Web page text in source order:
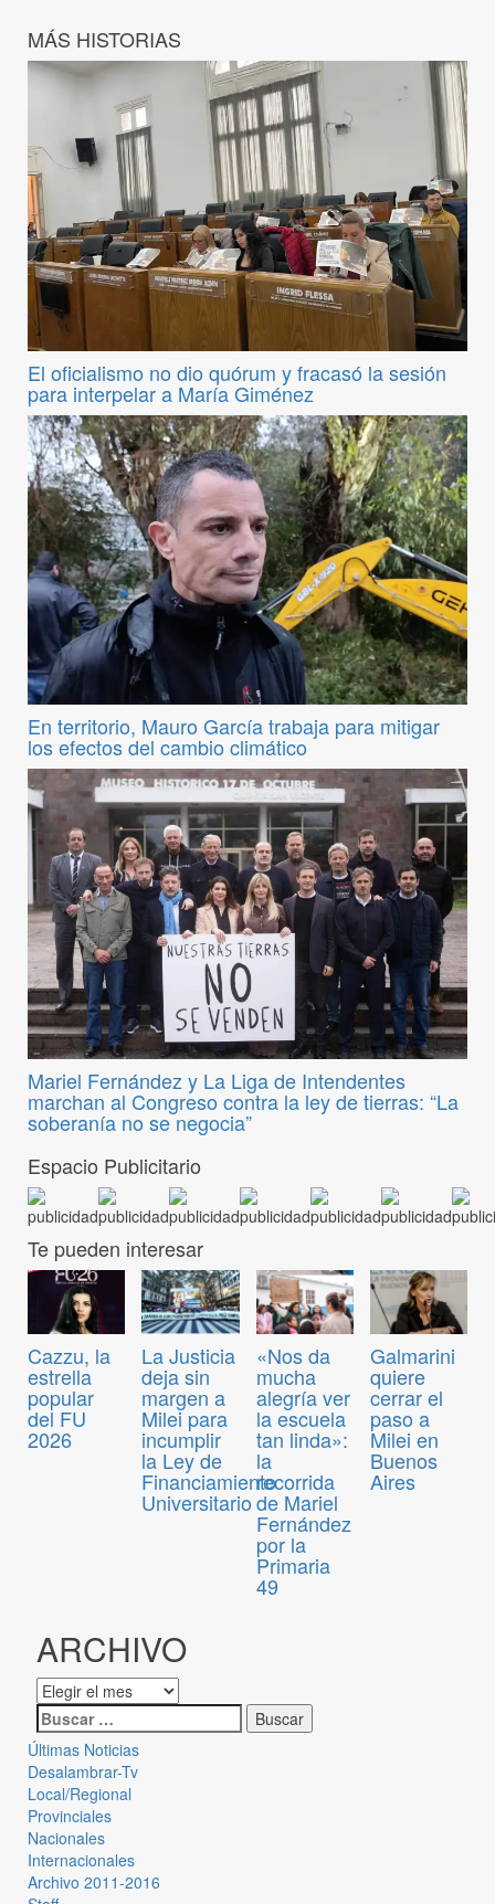
MÁS HISTORIAS
El oficialismo no dio quórum y fracasó la sesión
para interpelar a María Giménez
En territorio, Mauro García trabaja para mitigar
los efectos del cambio climático
Mariel Fernández y La Liga de Intendentes
marchan al Congreso contra la ley de tierras: “La
soberanía no se negocia”
Espacio Publicitario
Te pueden interesar
Cazzu, la
estrella
popular
del FU
2026
La Justicia
deja sin
margen a
Milei para
incumplir
la Ley de
Financiamiento
Universitario
«Nos da
mucha
alegría ver
la escuela
tan linda»:
la
recorrida
de Mariel
Fernández
por la
Primaria
49
Galmarini
quiere
cerrar el
paso a
Milei en
Buenos
Aires
ARCHIVO
Últimas Noticias
Desalambrar-Tv
Local/Regional
Provinciales
Nacionales
Internacionales
Archivo 2011-2016